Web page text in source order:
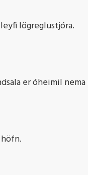
lögreglustjóra.
er óheimil